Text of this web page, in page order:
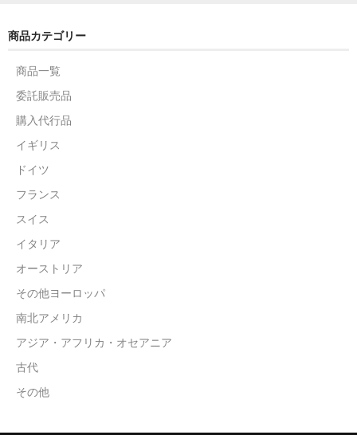
商品カテゴリー
商品一覧
委託販売品
購入代行品
イギリス
ドイツ
フランス
スイス
イタリア
オーストリア
その他ヨーロッパ
南北アメリカ
アジア・アフリカ・オセアニア
古代
その他